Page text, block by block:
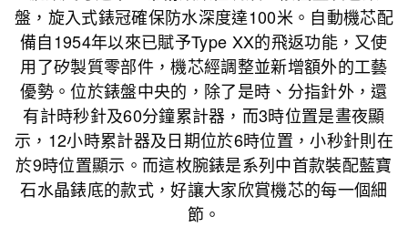
盤，旋入式錶冠確保防水深度達100米。自動機芯配
備自1954年以來已賦予Type XX的飛返功能，又使
用了矽製質零部件，機芯經調整並新增額外的工藝
優勢。位於錶盤中央的，除了是時、分指針外，還
有計時秒針及60分鐘累計器，而3時位置是晝夜顯
示，12小時累計器及日期位於6時位置，小秒針則在
於9時位置顯示。而這枚腕錶是系列中首款裝配藍寶
石水晶錶底的款式，好讓大家欣賞機芯的每一個細
節。